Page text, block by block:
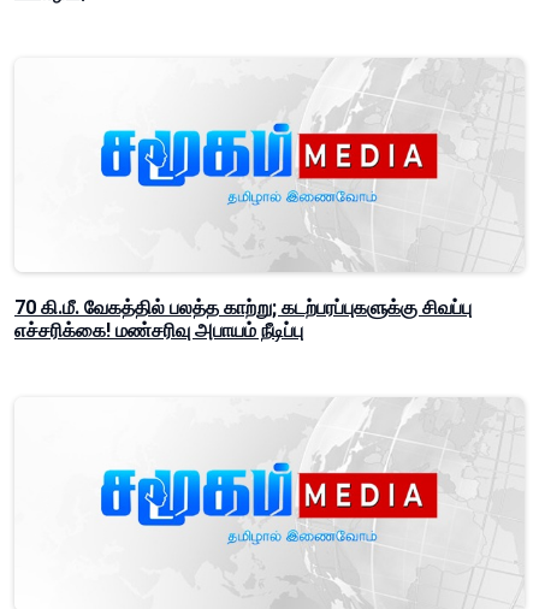
70 கி.மீ. வேகத்தில் பலத்த காற்று; கடற்பரப்புகளுக்கு சிவப்பு
எச்சரிக்கை! மண்சரிவு அபாயம் நீடிப்பு